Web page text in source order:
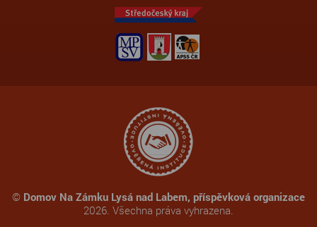
© Domov Na Zámku Lysá nad Labem, příspěvková organizace
2026. Všechna práva vyhrazena.